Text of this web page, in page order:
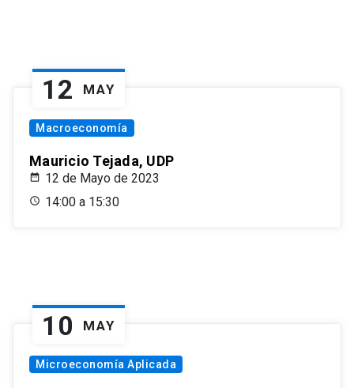
12 MAY
Macroeconomía
Mauricio Tejada, UDP
12 de Mayo de 2023
14:00 a 15:30
10 MAY
Microeconomía Aplicada